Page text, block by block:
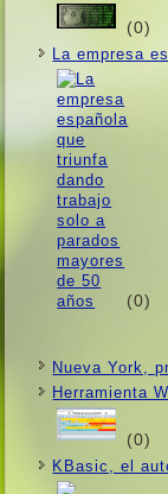
(0)
La empresa
(0)
Nueva York,
Herramienta
(0)
KBasic, el